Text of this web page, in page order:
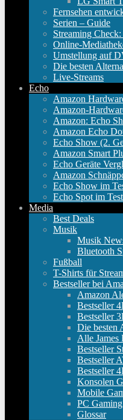
Fernsehen
Serien – Guide
Streaming
Online-
Umstellung auf
Die besten
Live-Streams
Echo
Amazon
Amazon-
Amazon: Echo
Amazon Echo
Echo Show (2.
Amazon Smart
Echo Geräte
Amazon
Echo Show im
Echo Spot im Test
Media
Best Deals
Musik
Musik
Bluetooth
Fußball
T-Shirts für
Bestseller bei
Amazon
Bestseller
Bestseller
Die besten
Alle James
Bestseller
Bestseller
Bestseller
Konsolen
Mobile
PC
Glossar